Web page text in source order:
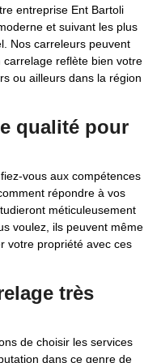
entreprise Ent Bartoli
et suivant les plus
Nos carreleurs peuvent
reflète bien votre
ou ailleurs dans la région
qualité pour
vous aux compétences
répondre à vos
méticuleusement
voulez, ils peuvent même
votre propriété avec ces
très
de choisir les services
dans ce genre de